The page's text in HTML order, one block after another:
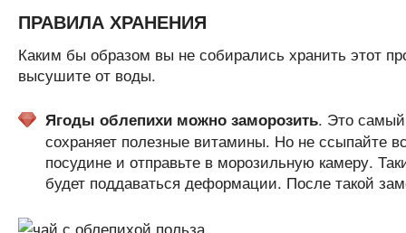
ПРАВИЛА ХРАНЕНИЯ
Каким бы образом вы не собирались хранить этот
высушите от воды.
Ягоды облепихи можно заморозить. Это самый
сохраняет полезные витамины. Но не ссыпайте
посудине и отправьте в морозильную камеру.
будет поддаваться деформации. После такой